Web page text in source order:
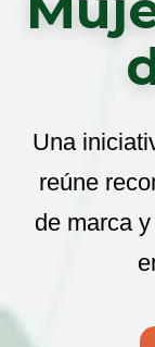
Una
reúne
de marca